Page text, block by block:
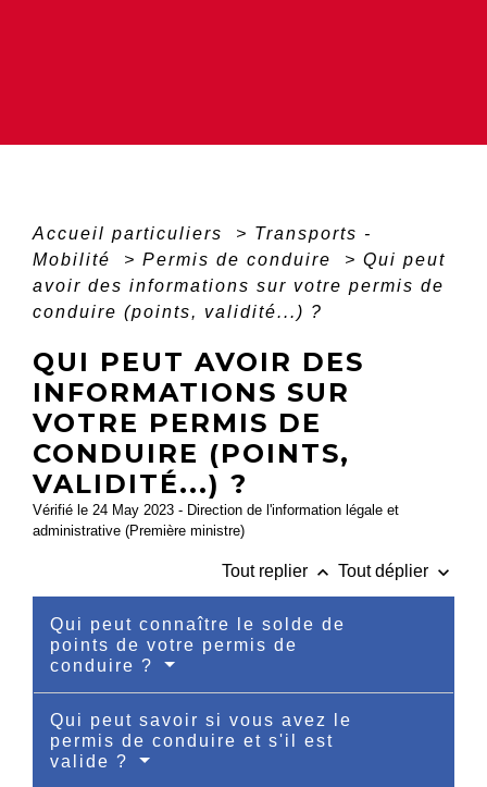
Accueil particuliers > Transports -
Mobilité
> Permis de conduire > Qui peut
avoir des informations sur votre permis de
conduire (points, validité...) ?
QUI PEUT AVOIR DES
INFORMATIONS SUR
VOTRE PERMIS DE
CONDUIRE (POINTS,
VALIDITÉ...) ?
Vérifié le 24 May 2023 - Direction de l'information légale et
administrative (Première ministre)
Tout replier keyboard_arrow_up Tout déplier keyboard_arrow_down
Qui peut connaître le solde de
points de votre permis de
conduire ?
Qui peut savoir si vous avez le
permis de conduire et s'il est
valide ?